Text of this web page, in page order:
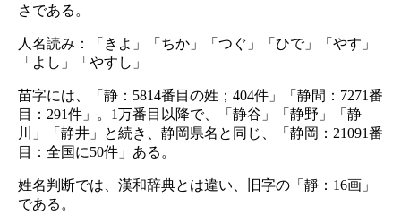
さである。
人名読み：「きよ」「ちか」「つぐ」「ひで」「やす」
「よし」「やすし」
苗字には、「静：5814番目の姓；404件」「静間：7271番
目：291件」。1万番目以降で、「静谷」「静野」「静
川」「静井」と続き、静岡県名と同じ、「静岡：21091番
目：全国に50件」ある。
姓名判断では、漢和辞典とは違い、旧字の「靜：16画」
である。